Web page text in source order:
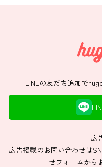
LINEの友だち追加で
広
広告掲載のお問い合わせは
せフォームから